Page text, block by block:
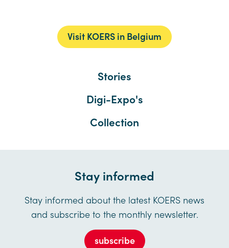
Visit KOERS in Belgium
Stories
Digi-Expo's
Collection
Stay informed
Stay informed about the latest KOERS news
and subscribe to the monthly newsletter.
subscribe